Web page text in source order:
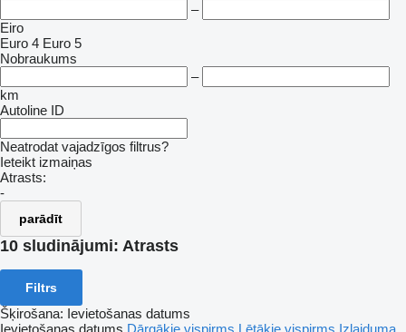
–
Eiro
Euro 4 Euro 5
Nobraukums
–
km
Autoline ID
Neatrodat vajadzīgos filtrus?
Ieteikt izmaiņas
Atrasts:
-
parādīt
10 sludinājumi: Atrasts
Filtrs
Šķirošana: Ievietošanas datums
Ievietošanas datums Dārgākie vispirms Lētākie vispirms Izlaiduma